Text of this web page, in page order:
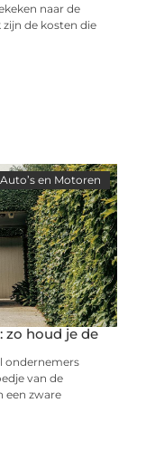
naar de
de kosten die
Auto’s en Motoren
zo houd je de
ondernemers
van de
een zware